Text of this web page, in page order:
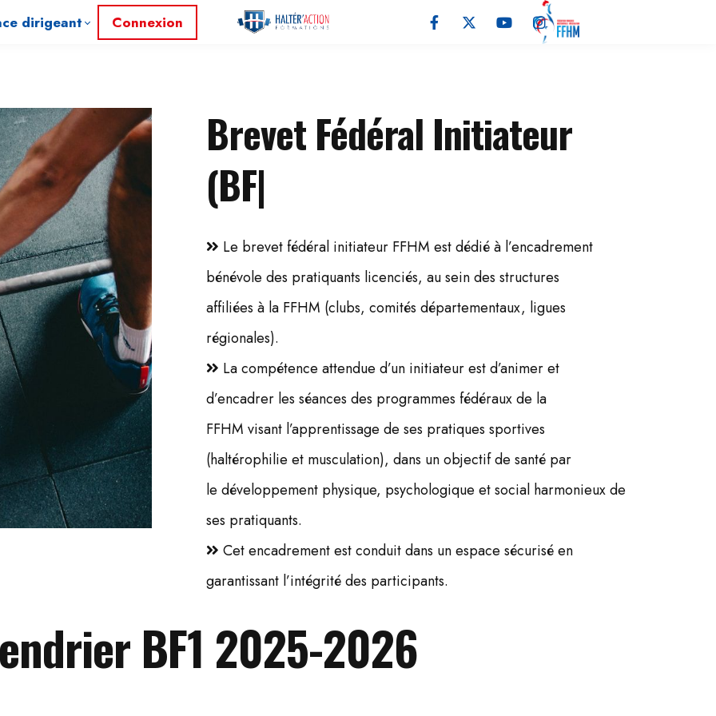
dirigeant Connexion
Brevet Fédéral Initiateur
(BF1)
Le brevet fédéral initiateur FFHM est dédié à l’encadrement
bénévole des pratiquants licenciés, au sein des structures
affiliées à la FFHM (clubs, comités départementaux, ligues
régionales).
La compétence attendue d’un initiateur est d’animer et
d’encadrer les séances des programmes fédéraux de la
FFHM visant l’apprentissage de ses pratiques sportives
(haltérophilie et musculation), dans un objectif de santé par
le développement physique, psychologique et social harmonieux de
ses pratiquants.
Cet encadrement est conduit dans un espace sécurisé en
garantissant l’intégrité des participants.
BF1 2025-2026